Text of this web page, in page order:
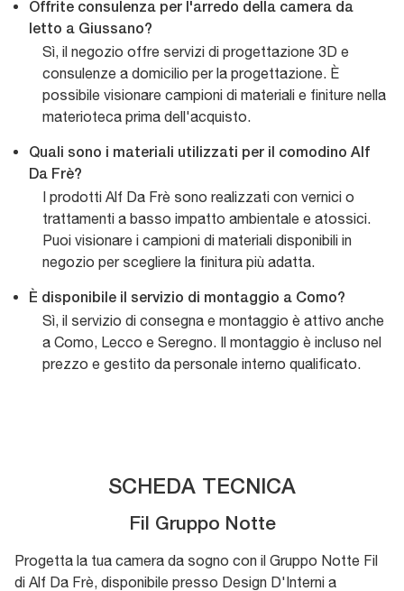
Offrite consulenza per l'arredo della camera da
letto a Giussano?
Sì, il negozio offre servizi di progettazione 3D e
consulenze a domicilio per la progettazione. È
possibile visionare campioni di materiali e finiture nella
materioteca prima dell'acquisto.
Quali sono i materiali utilizzati per il comodino Alf
Da Frè?
I prodotti Alf Da Frè sono realizzati con vernici o
trattamenti a basso impatto ambientale e atossici.
Puoi visionare i campioni di materiali disponibili in
negozio per scegliere la finitura più adatta.
È disponibile il servizio di montaggio a Como?
Sì, il servizio di consegna e montaggio è attivo anche
a Como, Lecco e Seregno. Il montaggio è incluso nel
prezzo e gestito da personale interno qualificato.
SCHEDA TECNICA
Fil Gruppo Notte
Progetta la tua camera da sogno con il Gruppo Notte Fil
di Alf Da Frè, disponibile presso Design D'Interni a